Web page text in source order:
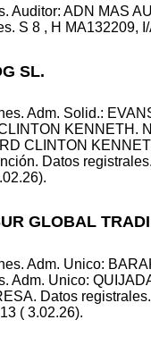
Auditor: ADN MAS
S 8 , H MA132209,
SL.
Adm. Solid.:
KENNETH.
CLINTON
Datos
GLOBAL
Adm. Unico:
Adm. Unico:
Datos
( 3.02.26).